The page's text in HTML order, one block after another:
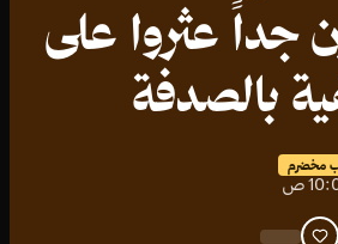
جداً عثروا على
بالصدفة
مخضرم